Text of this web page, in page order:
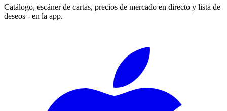
Catálogo, escáner de cartas, precios de mercado en directo y lista de
deseos - en la app.